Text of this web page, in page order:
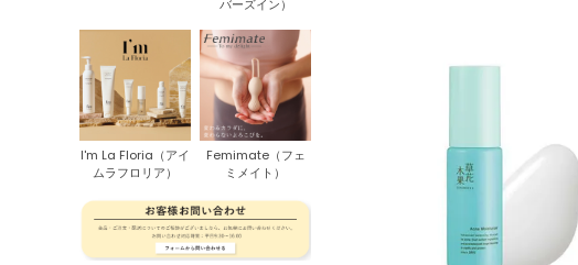
バーズイン）
I'm La Floria（アイ
ムラフロリア）
Femimate（フェ
ミメイト）